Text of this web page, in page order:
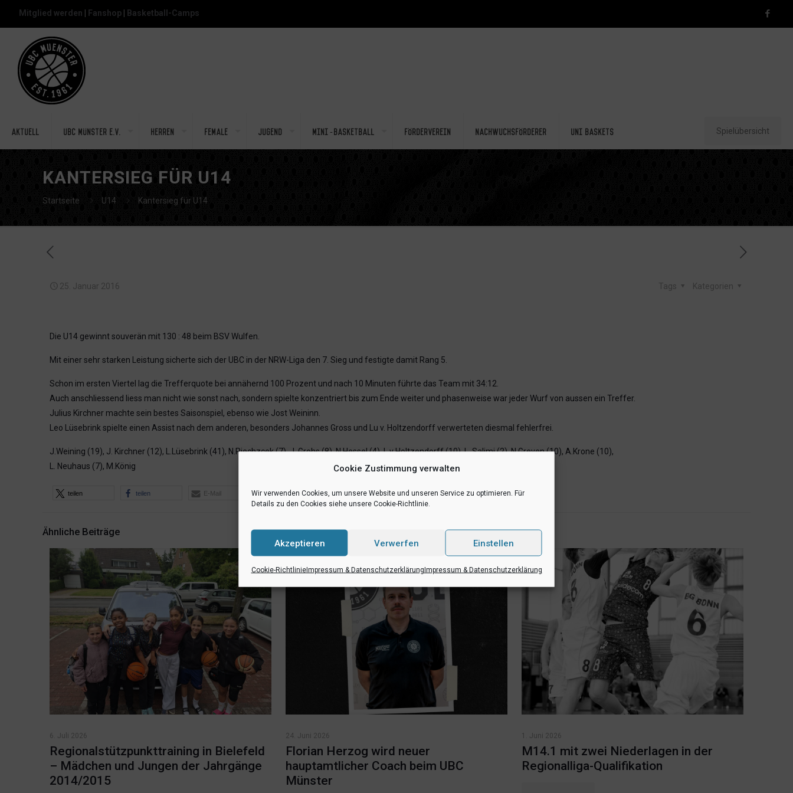
Cookie Zustimmung verwalten
Wir verwenden Cookies, um unsere Website und unseren Service zu optimieren. Für
Details zu den Cookies siehe unsere Cookie-Richtlinie.
Akzeptieren Verwerfen Einstellen
Cookie-RichtlinieImpressum & DatenschutzerklärungImpressum & Datenschutzerklärung
Mitglied werden Fanshop Basketball-Camps
Aktuell UBC Münster e.V. Herren Female Jugend Mini-Basketball Förderverein Nachwuchsförderer Uni Baskets Spielübersicht
KANTERSIEG FÜR U14
Startseite U14 Kantersieg für U14
25. Januar 2016 Kategorien
Tags
Die U14 gewinnt souverän mit 130 : 48 beim BSV Wulfen.
Mit einer sehr starken Leistung sicherte sich der UBC in der NRW-Liga den 7. Sieg und festigte damit Rang 5.
Schon im ersten Viertel lag die Trefferquote bei annähernd 100 Prozent und nach 10 Minuten führte das Team mit 34:12.
Auch anschliessend liess man nicht wie sonst nach, sondern spielte konzentriert bis zum Ende weiter und phasenweise war jeder Wurf von aussen ein Treffer.
Julius Kirchner machte sein bestes Saisonspiel, ebenso wie Jost Weininn.
Leo Lüsebrink spielte einen Assist nach dem anderen, besonders Johannes Gross und Lu v. Holtzendorff verwerteten diesmal fehlerfrei.
J.Weining (19), J. Kirchner (12), L.Lüsebrink (41), N.Piechzcek (7), J. Grohs (8), N.Hessel (4), L.v Holtzendorff (10), L. Salimi (2), N.Greven (10), A.Krone (10),
L. Neuhaus (7), M.König
teilen teilen E-Mail RSS-feed teilen teilen
Ähnliche Beiträge
6. Juli 2026
Regionalstützpunkttraining in Bielefeld
– Mädchen und Jungen der Jahrgänge
2014/2015
24. Juni 2026
Florian Herzog wird neuer
hauptamtlicher Coach beim UBC
Münster
1. Juni 2026
M14.1 mit zwei Niederlagen in der
Regionalliga-Qualifikation